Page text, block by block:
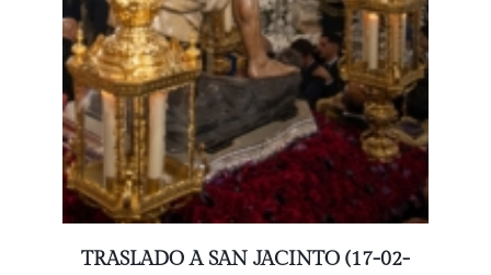
TRASLADO A SAN JACINTO (17-02-